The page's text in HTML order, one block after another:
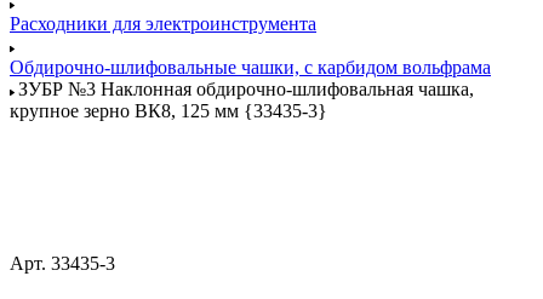
Расходники для электроинструмента
Обдирочно-шлифовальные чашки, с карбидом вольфрама
ЗУБР №3 Наклонная обдирочно-шлифовальная чашка,
крупное зерно ВК8, 125 мм {33435-3}
Арт. 33435-3